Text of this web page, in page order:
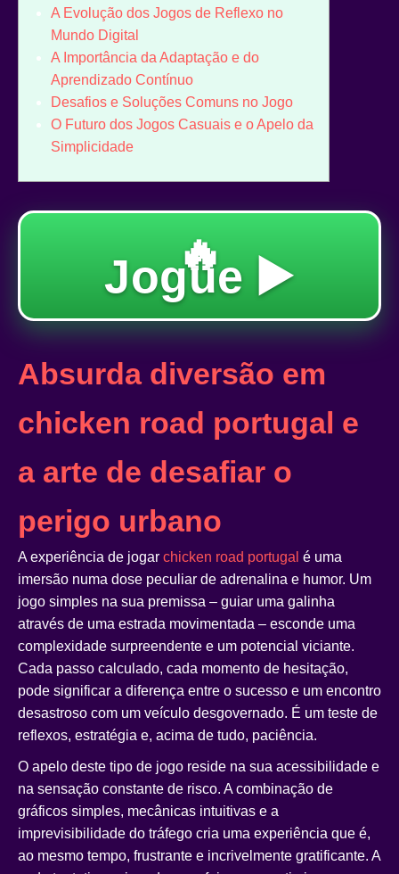
A Evolução dos Jogos de Reflexo no
Mundo Digital
A Importância da Adaptação e do
Aprendizado Contínuo
Desafios e Soluções Comuns no Jogo
O Futuro dos Jogos Casuais e o Apelo da
Simplicidade
🔥
Jogue ▶️
Absurda diversão em
chicken road portugal e
a arte de desafiar o
perigo urbano
A experiência de jogar chicken road portugal é uma
imersão numa dose peculiar de adrenalina e humor. Um
jogo simples na sua premissa – guiar uma galinha
através de uma estrada movimentada – esconde uma
complexidade surpreendente e um potencial viciante.
Cada passo calculado, cada momento de hesitação,
pode significar a diferença entre o sucesso e um encontro
desastroso com um veículo desgovernado. É um teste de
reflexos, estratégia e, acima de tudo, paciência.
O apelo deste tipo de jogo reside na sua acessibilidade e
na sensação constante de risco. A combinação de
gráficos simples, mecânicas intuitivas e a
imprevisibilidade do tráfego cria uma experiência que é,
ao mesmo tempo, frustrante e incrivelmente gratificante. A